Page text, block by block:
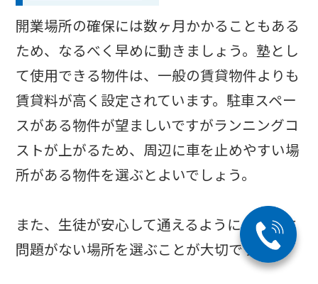
開業場所の確保には数ヶ月かかることもある
ため、なるべく早めに動きましょう。塾とし
て使用できる物件は、一般の賃貸物件よりも
賃貸料が高く設定されています。駐車スペー
スがある物件が望ましいですがランニングコ
ストが上がるため、周辺に車を止めやすい場
所がある物件を選ぶとよいでしょう。
また、生徒が安心して通えるように、治安に
問題がない場所を選ぶことが大切です。